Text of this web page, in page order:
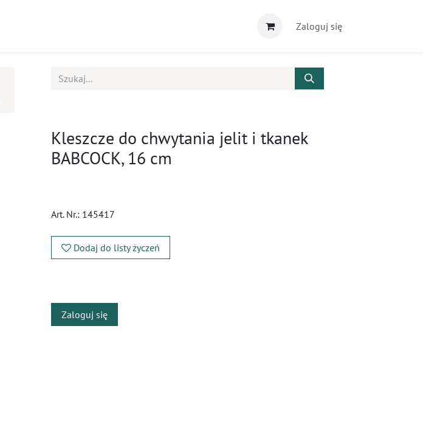
Zaloguj się
Kleszcze do chwytania jelit i tkanek
BABCOCK, 16 cm
Art. Nr.: 145417
Dodaj do listy życzeń
Zaloguj się